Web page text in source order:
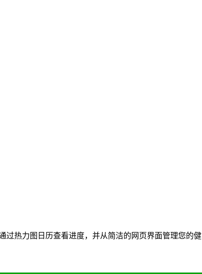
过热力图日历查看进度，并从简洁的网页界面管理您的健